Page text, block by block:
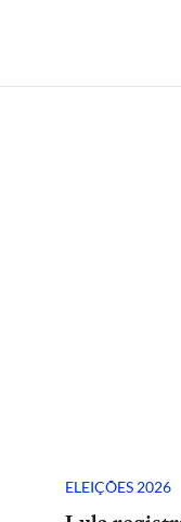
ELEIÇÕES 2026